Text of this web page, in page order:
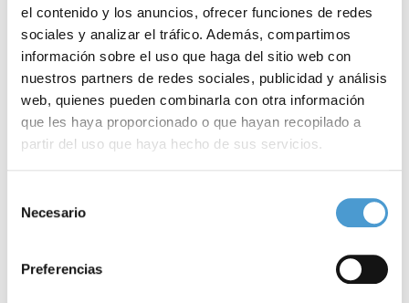
el contenido y los anuncios, ofrecer funciones de redes
sociales y analizar el tráfico. Además, compartimos
información sobre el uso que haga del sitio web con
nuestros partners de redes sociales, publicidad y análisis
web, quienes pueden combinarla con otra información
que les haya proporcionado o que hayan recopilado a
partir del uso que haya hecho de sus servicios.
de cookies
Necesario
Preferencias